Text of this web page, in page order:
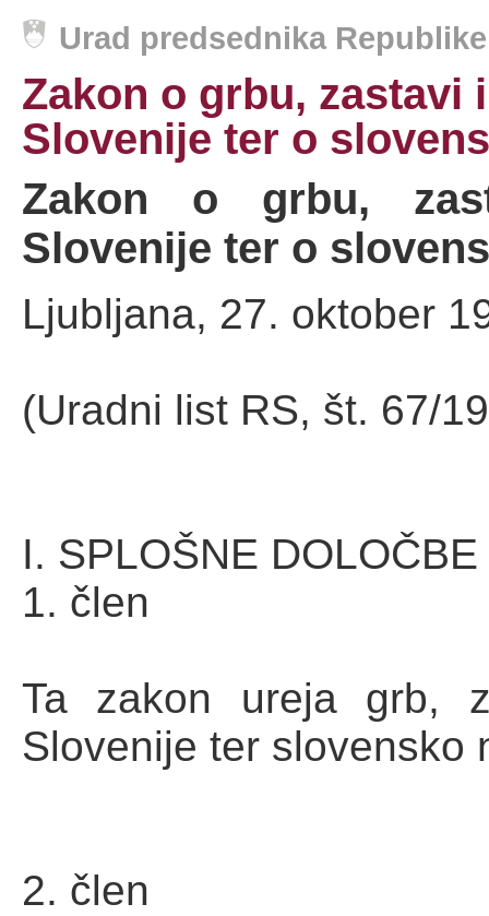
Urad predsednika
Zakon o grbu, zastavi
Slovenije ter o
Zakon o grbu,
Slovenije ter o
Ljubljana, 27. oktober
(Uradni list RS, št. 67/
I. SPLOŠNE DOLOČBE
1. člen
Ta zakon ureja grb,
Slovenije ter slovensko
2. člen